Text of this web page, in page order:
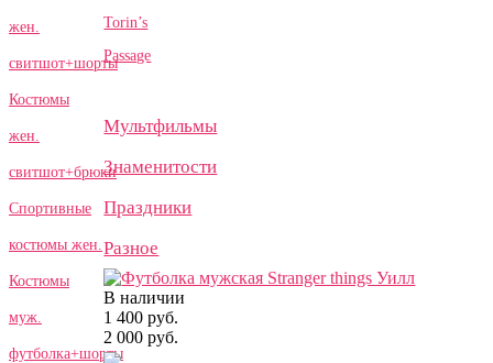
жен.
свитшот+шорты
Костюмы
жен.
свитшот+брюки
Спортивные
костюмы жен.
Костюмы
муж.
футболка+шорты
Torin’s
Passage
Мультфильмы
Знаменитости
Праздники
Разное
В наличии
1 400 руб.
2 000 руб.